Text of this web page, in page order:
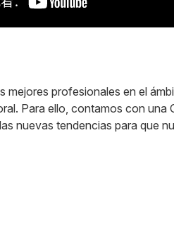
profesionales en el
Para ello, contamos con
nuevas tendencias para que